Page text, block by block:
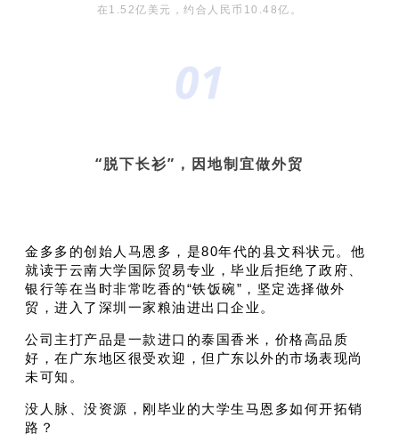
在1.52亿美元，约合人民币10.48亿。
01
“脱下长衫”，因地制宜做外贸
金多多的创始人马恩多，是80年代的县文科状元。他
就读于云南大学国际贸易专业，毕业后拒绝了政府、
银行等在当时非常吃香的“铁饭碗”，坚定选择做外
贸，进入了深圳一家粮油进出口企业。
公司主打产品是一款进口的泰国香米，价格高品质
好，在广东地区很受欢迎，但广东以外的市场表现尚
未可知。
没人脉、没资源，刚毕业的大学生马恩多如何开拓销
路？